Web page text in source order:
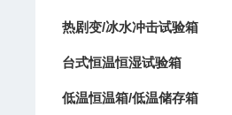
热剧变/冰水冲击试验箱
台式恒温恒湿试验箱
低温恒温箱/低温储存箱